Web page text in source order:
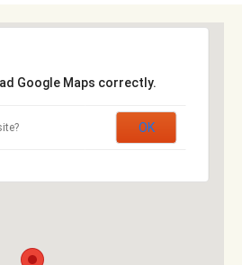
Google Maps correctly.
OK